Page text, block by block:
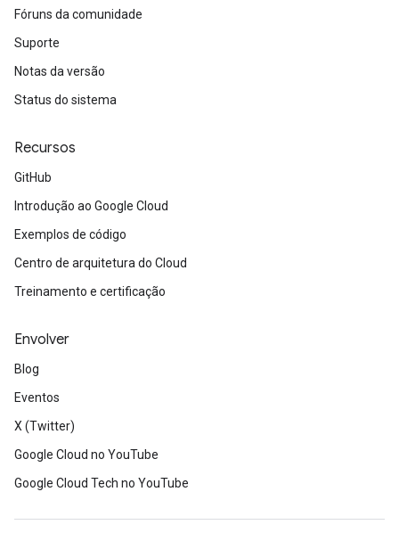
Fóruns da comunidade
Suporte
Notas da versão
Status do sistema
Recursos
GitHub
Introdução ao Google Cloud
Exemplos de código
Centro de arquitetura do Cloud
Treinamento e certificação
Envolver
Blog
Eventos
X (Twitter)
Google Cloud no YouTube
Google Cloud Tech no YouTube